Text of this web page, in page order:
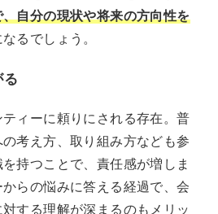
自分の現状や将来の方向性を
るでしょう。
る
ィーに頼りにされる存在。普
考え方、取り組み方なども参
持つことで、責任感が増しま
らの悩みに答える経過で、会
する理解が深まるのもメリッ